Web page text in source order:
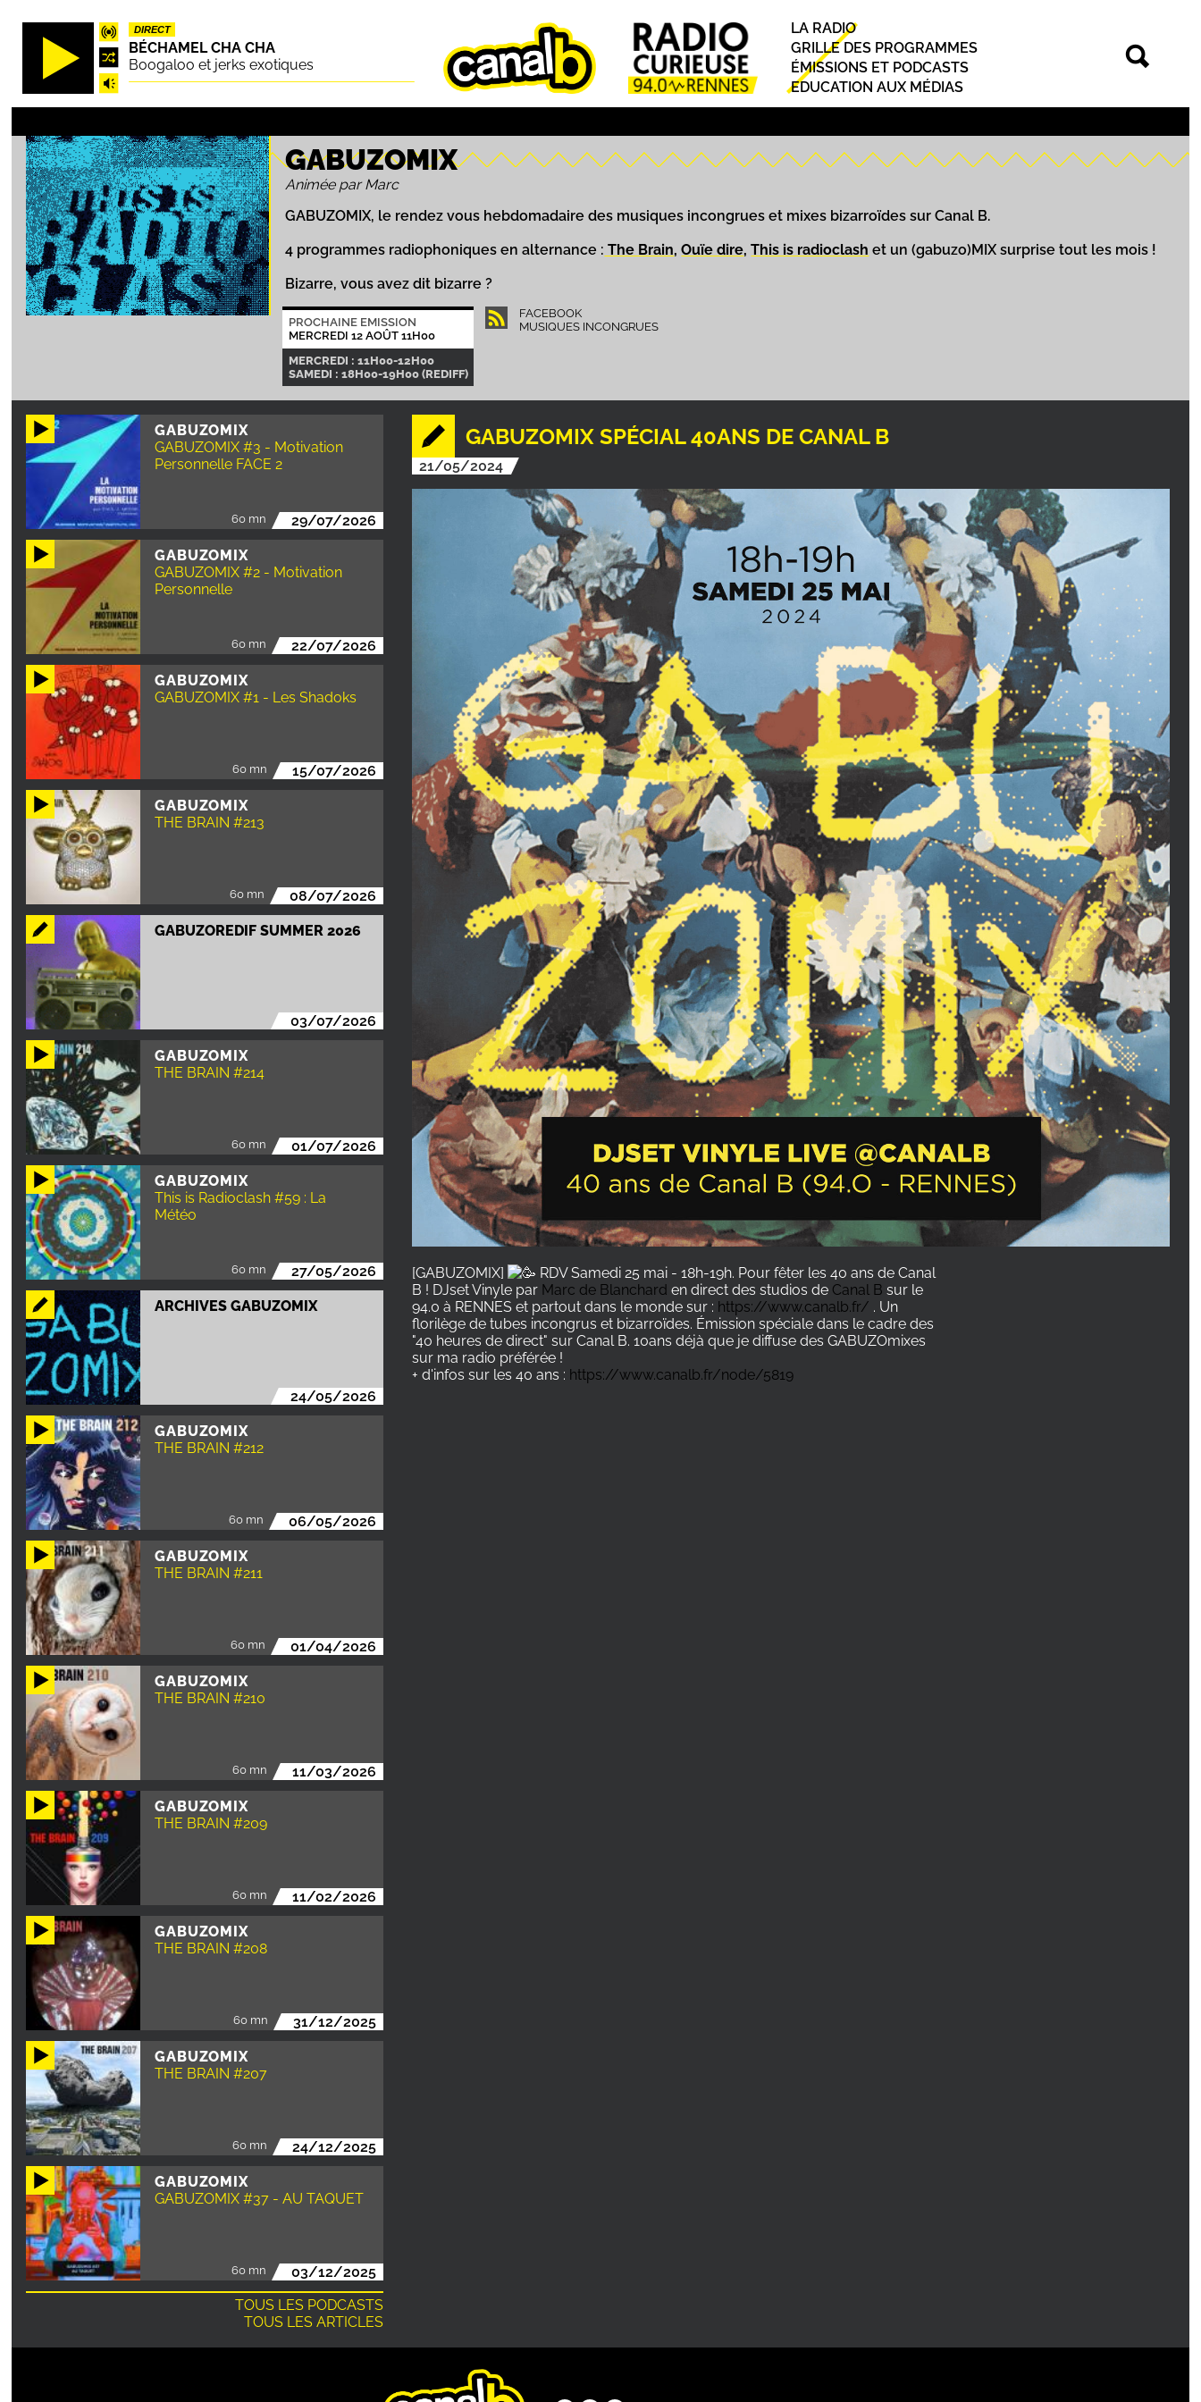
Aller
principal
DIRECT
BÉCHAMEL CHA CHA
Boogaloo et jerks exotiques
Principal
LA RADIO
GRILLE DES PROGRAMMES
ÉMISSIONS ET PODCASTS
EDUCATION AUX MÉDIAS
GABUZOMIX
Animée par Marc
GABUZOMIX, le rendez vous hebdomadaire des musiques incongrues et mixes bizarroïdes sur Canal B.
4 programmes radiophoniques en alternance : The Brain,Ouïe dire,This is radioclash et un (gabuzo)MIX surprise tout les mois !
Bizarre, vous avez dit bizarre ?
PROCHAINE EMISSION
MERCREDI 12 AOÛT 11H00
MERCREDI : 11H00-12H00
SAMEDI : 18H00-19H00 (REDIFF)
FACEBOOK
MUSIQUES INCONGRUES
GABUZOMIX
GABUZOMIX #3 - Motivation
Personnelle FACE 2
60 mn 29/07/2026
GABUZOMIX
GABUZOMIX #2 - Motivation
Personnelle
60 mn 22/07/2026
GABUZOMIX
GABUZOMIX #1 - Les Shadoks
60 mn 15/07/2026
GABUZOMIX
THE BRAIN #213
60 mn 08/07/2026
GABUZOREDIF SUMMER 2026
03/07/2026
GABUZOMIX
THE BRAIN #214
60 mn 01/07/2026
GABUZOMIX
This is Radioclash #59 : La
Météo
60 mn 27/05/2026
ARCHIVES GABUZOMIX
24/05/2026
GABUZOMIX
THE BRAIN #212
60 mn 06/05/2026
GABUZOMIX
THE BRAIN #211
60 mn 01/04/2026
GABUZOMIX
THE BRAIN #210
60 mn 11/03/2026
GABUZOMIX
THE BRAIN #209
60 mn 11/02/2026
GABUZOMIX
THE BRAIN #208
60 mn 31/12/2025
GABUZOMIX
THE BRAIN #207
60 mn 24/12/2025
GABUZOMIX
GABUZOMIX #37 - AU TAQUET
60 mn
03/12/2025
TOUS LES PODCASTS
TOUS LES ARTICLES
GABUZOMIX SPÉCIAL 40ANS DE CANAL B
21/05/2024
[GABUZOMIX]
RDV Samedi 25 mai - 18h-19h. Pour fêter les 40 ans de Canal
B ! DJset Vinyle par Marc de Blancharden direct des studios de Canal B sur le
94.0 à RENNES et partout dans le monde sur : https://www.canalb.fr/ . Un
florilège de tubes incongrus et bizarroïdes. Émission spéciale dans le cadre des
"40 heures de direct" sur Canal B. 10ans déjà que je diffuse des GABUZOmixes
sur ma radio préférée !
+ d'infos sur les 40 ans : https://www.canalb.fr/node/5819